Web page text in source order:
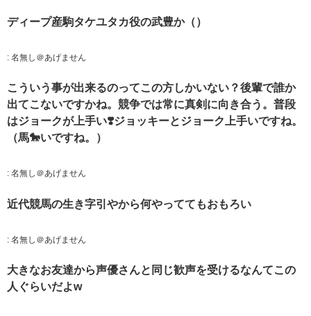
ディープ産駒タケユタカ役の武豊か（）
: 名無し＠あげません
こういう事が出来るのってこの方しかいない？後輩で誰か
出てこないですかね。競争では常に真剣に向き合う。普段
はジョークが上手い❣️ジョッキーとジョーク上手いですね。
（馬🐎いですね。）
: 名無し＠あげません
近代競馬の生き字引やから何やっててもおもろい
: 名無し＠あげません
大きなお友達から声優さんと同じ歓声を受けるなんてこの
人ぐらいだよw